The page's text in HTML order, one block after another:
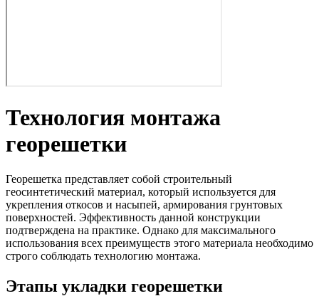
Технология монтажа
георешетки
Георешетка представляет собой строительный
геосинтетический материал, который используется для
укрепления откосов и насыпей, армирования грунтовых
поверхностей. Эффективность данной конструкции
подтверждена на практике. Однако для максимального
использования всех преимуществ этого материала необходимо
строго соблюдать технологию монтажа.
Этапы укладки георешетки